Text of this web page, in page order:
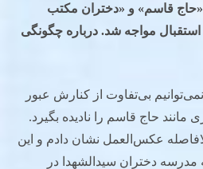
«حاج قاسم» و «دختران مکتب
استقبال مواجه شد. درباره چگونگی
بی‌تفاوت از کنارش عبور
مانند حاج قاسم را نادیده بگیرد.
عکس‌العمل نشان دادم و این
مدرسه دختران سیدالشهدا در